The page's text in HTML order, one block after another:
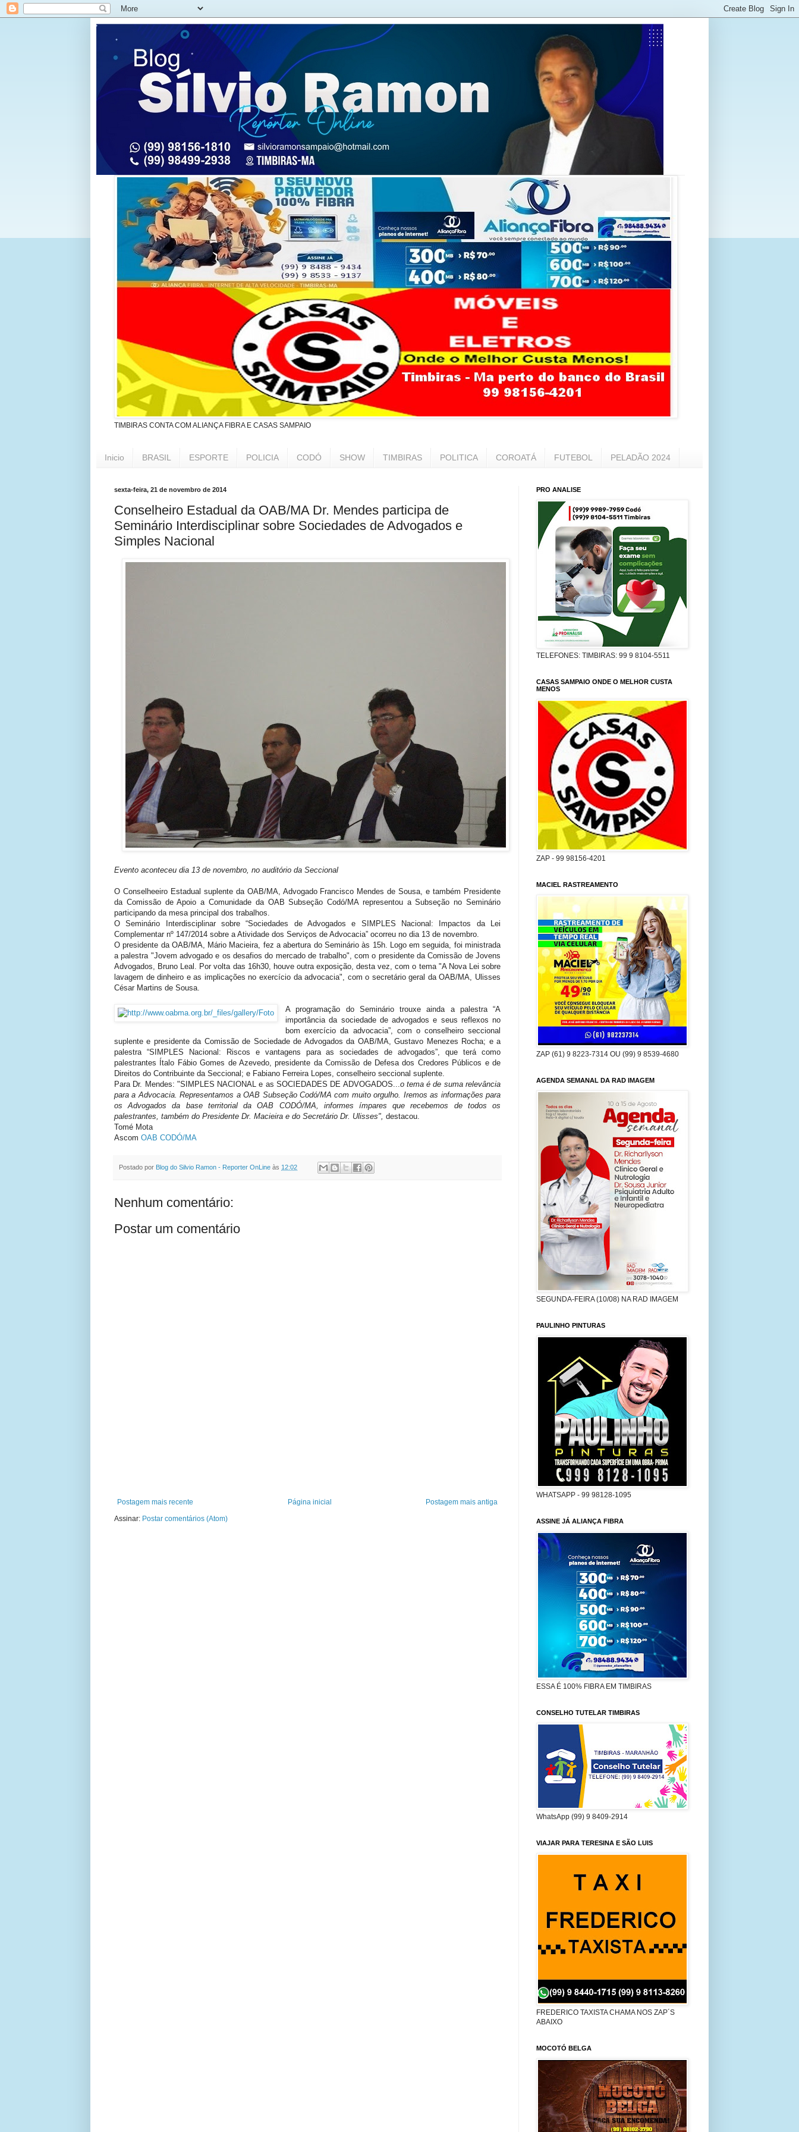
TIMBIRAS CONTA COM ALIANÇA FIBRA E CASAS SAMPAIO
Inicio BRASIL ESPORTE POLICIA CODÓ SHOW TIMBIRAS POLITICA COROATÁ FUTEBOL PELADÃO 2024
sexta-feira, 21 de novembro de 2014
Conselheiro Estadual da OAB/MA Dr. Mendes participa de
Seminário Interdisciplinar sobre Sociedades de Advogados e
Simples Nacional
Evento aconteceu dia 13 de novembro, no auditório da Seccional
O Conselheeiro Estadual suplente da OAB/MA, Advogado Francisco Mendes de Sousa, e também Presidente
da Comissão de Apoio a Comunidade da OAB Subseção Codó/MA representou a Subseção no Seminário
participando da mesa principal dos trabalhos.
O Seminário Interdisciplinar sobre “Sociedades de Advogados e SIMPLES Nacional: Impactos da Lei
Complementar nº 147/2014 sobre a Atividade dos Serviços de Advocacia” ocorreu no dia 13 de novembro.
O presidente da OAB/MA, Mário Macieira, fez a abertura do Seminário às 15h. Logo em seguida, foi ministrada
a palestra "Jovem advogado e os desafios do mercado de trabalho", com o presidente da Comissão de Jovens
Advogados, Bruno Leal. Por volta das 16h30, houve outra exposição, desta vez, com o tema "A Nova Lei sobre
lavagem de dinheiro e as implicações no exercício da advocacia", com o secretário geral da OAB/MA, Ulisses
César Martins de Sousa.
A programação do Seminário trouxe ainda a palestra “A
importância da sociedade de advogados e seus reflexos no
bom exercício da advocacia”, com o conselheiro seccional
suplente e presidente da Comissão de Sociedade de Advogados da OAB/MA, Gustavo Menezes Rocha; e a
palestra “SIMPLES Nacional: Riscos e vantagens para as sociedades de advogados”, que terá como
palestrantes Ítalo Fábio Gomes de Azevedo, presidente da Comissão de Defesa dos Credores Públicos e de
Direitos do Contribuinte da Seccional; e Fabiano Ferreira Lopes, conselheiro seccional suplente.
Para Dr. Mendes: "SIMPLES NACIONAL e as SOCIEDADES DE ADVOGADOS...o tema é de suma relevância
para a Advocacia. Representamos a OAB Subseção Codó/MA com muito orgulho. Iremos as informações para
os Advogados da base territorial da OAB CODÓ/MA, informes ímpares que recebemos de todos os
palestrantes, também do Presidente Dr. Macieira e do Secretário Dr. Ulisses", destacou.
Tomé Mota
Ascom OAB CODÓ/MA
Postado por Blog do Silvio Ramon - Reporter OnLine às 12:02
Nenhum comentário:
Postar um comentário
Postagem mais recente Postagem mais antiga
Página inicial
Assinar: Postar comentários (Atom)
PRO ANALISE
TELEFONES: TIMBIRAS: 99 9 8104-5511
CASAS SAMPAIO ONDE O MELHOR CUSTA
MENOS
ZAP - 99 98156-4201
MACIEL RASTREAMENTO
ZAP (61) 9 8223-7314 OU (99) 9 8539-4680
AGENDA SEMANAL DA RAD IMAGEM
SEGUNDA-FEIRA (10/08) NA RAD IMAGEM
PAULINHO PINTURAS
WHATSAPP - 99 98128-1095
ASSINE JÁ ALIANÇA FIBRA
ESSA É 100% FIBRA EM TIMBIRAS
CONSELHO TUTELAR TIMBIRAS
WhatsApp (99) 9 8409-2914
VIAJAR PARA TERESINA E SÃO LUIS
FREDERICO TAXISTA CHAMA NOS ZAP´S
ABAIXO
MOCOTÓ BELGA